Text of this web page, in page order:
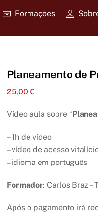
Formações
Planeamento de
25,00€
Vídeo aula sobre “
– 1h de vídeo
– vídeo de acesso
– idioma em português
Formador: Carlos Braz –
Após o pagamento irá